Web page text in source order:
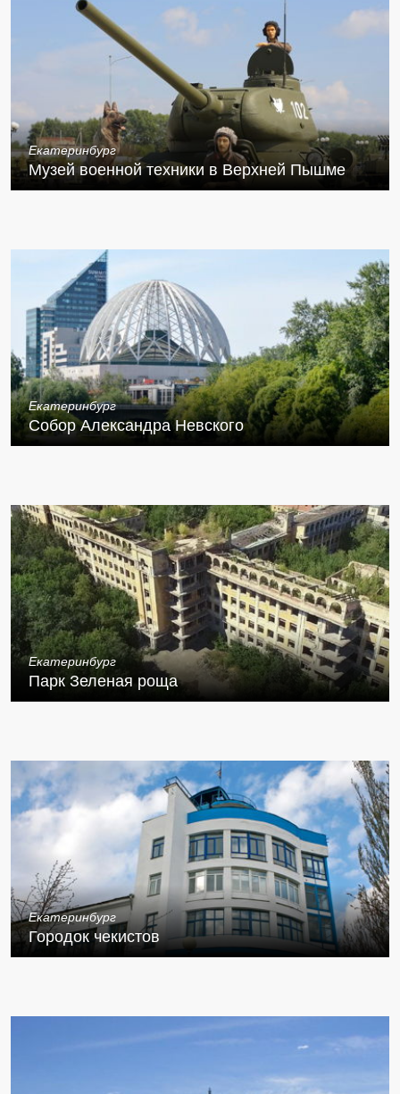
Екатеринбург
Музей военной техники в Верхней Пышме
Екатеринбург
Собор Александра Невского
Екатеринбург
Парк Зеленая роща
Екатеринбург
Городок чекистов